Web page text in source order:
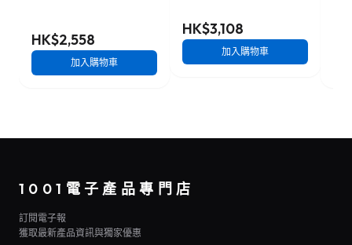
HK$2,558
加入購物車
HK$3,108
加入購物車
1001電子產品專門店
訂閱電子報
獲取最新產品資訊與獨家優惠